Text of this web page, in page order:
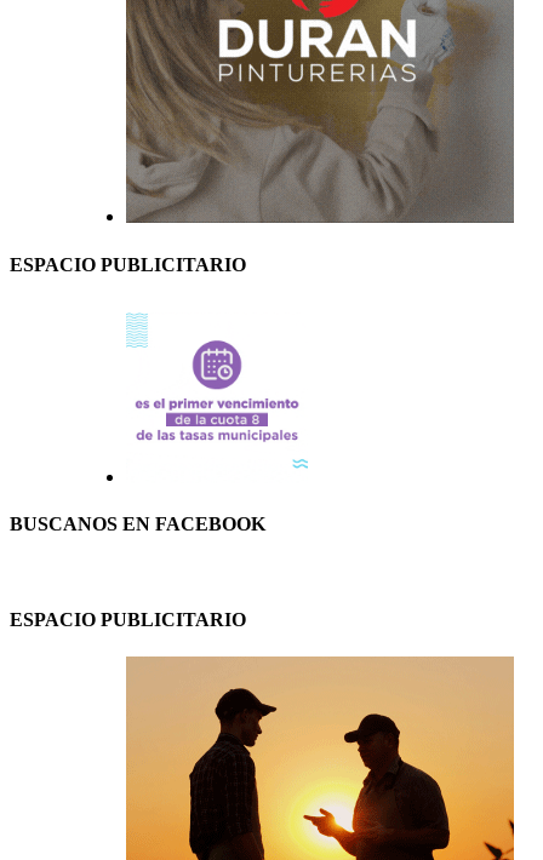
ESPACIO PUBLICITARIO
BUSCANOS EN FACEBOOK
ESPACIO PUBLICITARIO